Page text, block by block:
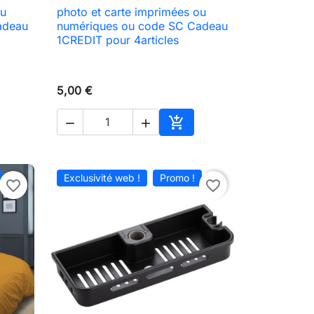
au panier
 Aperçu rapide
photo et carte imprimées ou
numériques ou code SC Cadeau
1CREDIT pour 4articles
5,00 €
  
Ajouter au panier
favorite_border Exclusivité web ! Promo ! favorite_border